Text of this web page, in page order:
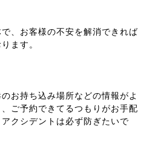
、お客様の不安を解消できれば
ます。
お持ち込み場所などの情報がよ
ご予約できてるつもりがお手配
クシデントは必ず防ぎたいで